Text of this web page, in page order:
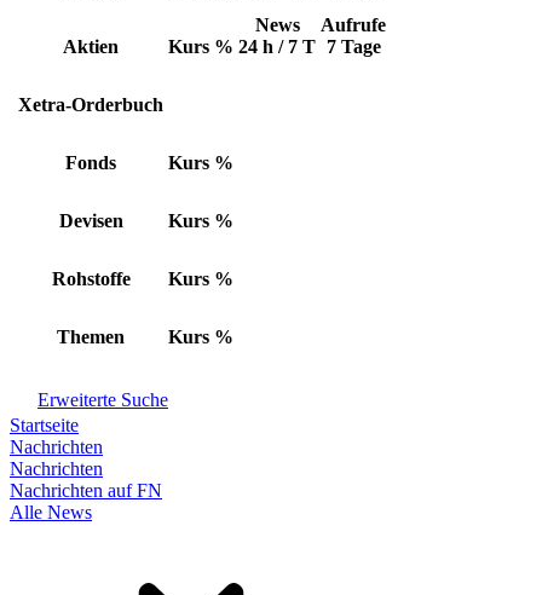
Aktien Kurs %
News
24 h / 7 T
Aufrufe
7 Tage
Xetra-Orderbuch
Fonds Kurs %
Devisen Kurs %
Rohstoffe Kurs %
Themen Kurs %
Erweiterte Suche
Startseite
Nachrichten
Nachrichten
Nachrichten auf FN
Alle News